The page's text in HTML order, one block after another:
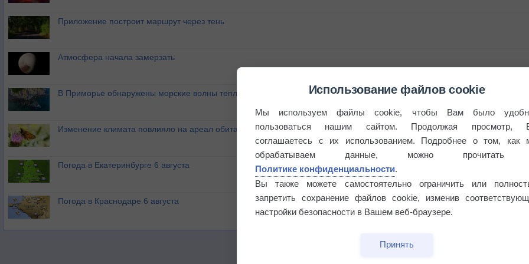
Приложение построит маршрут через тень
Атмосфера начала замерзать
В Приморье обнаружены морские волны тепла
Изменение климата повлияло на ареал обитания бабочек
Погода в Екатеринбурге 6 августа
Погода в Краснодаре 6 августа
Использование файлов cookie
Мы используем файлы cookie, чтобы Вам было
пользоваться нашим сайтом. Продолжая просмотр,
соглашаетесь с их использованием. Подробнее о том, как
обрабатываем данные, можно прочитать
Политике конфиденциальности.
Вы также можете самостоятельно ограничить или
запретить сохранение файлов cookie, изменив
настройки безопасности в Вашем веб-браузере.
Принять